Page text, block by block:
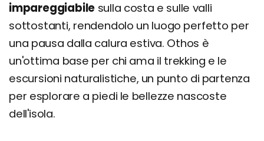
impareggiabile sulla costa e sulle valli
sottostanti, rendendolo un luogo perfetto per
una pausa dalla calura estiva. Othos è
un'ottima base per chi ama il trekking e le
escursioni naturalistiche, un punto di partenza
per esplorare a piedi le bellezze nascoste
dell'isola.